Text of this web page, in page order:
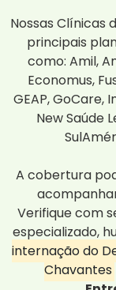
Nossas Clínicas
principais
como: Amil,
Economus,
GEAP, GoCare,
New Saúde
A cobertura
Verifique com
especializado,
internação do
Chavantes